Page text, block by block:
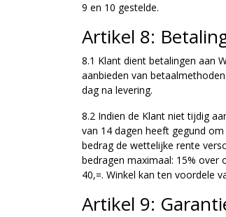
9 en 10 gestelde.
Artikel 8:
8.1 Klant dient betalingen aan
aanbieden van
dag na levering.
8.2 Indien de Klant niet tijdig
van 14 dagen heeft gegund
bedrag de wettelijke rente
bedragen maximaal: 15% over
40,=. Winkel kan ten voordele
Artikel 9: